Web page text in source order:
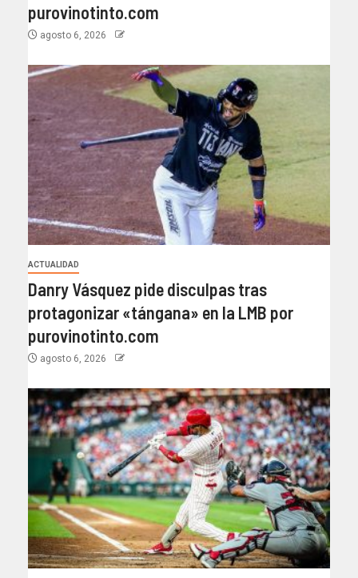
purovinotinto.com
agosto 6, 2026
ACTUALIDAD
Danry Vásquez pide disculpas tras
protagonizar «tángana» en la LMB por
purovinotinto.com
agosto 6, 2026